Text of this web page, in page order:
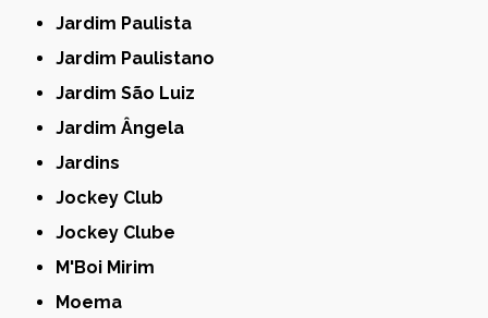
Jardim Paulista
Jardim Paulistano
Jardim São Luiz
Jardim Ângela
Jardins
Jockey Club
Jockey Clube
M'Boi Mirim
Moema